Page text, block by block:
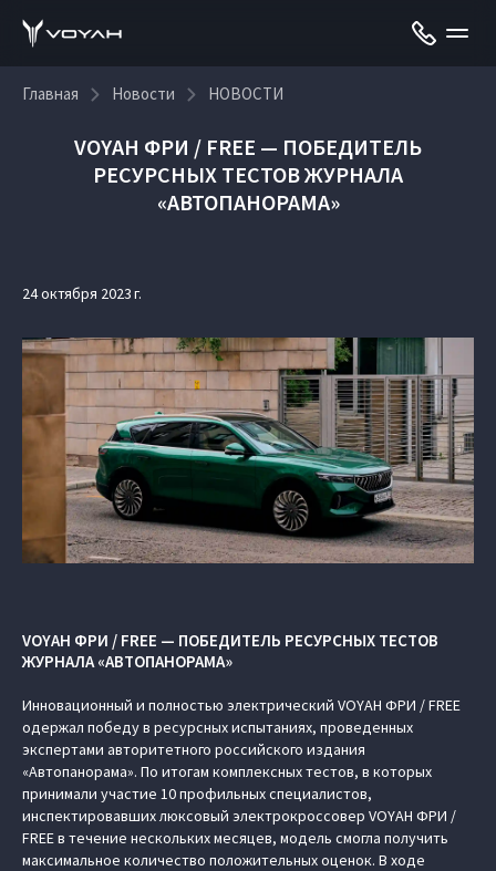
Главная Новости НОВОСТИ
VOYAH ФРИ / FREE — ПОБЕДИТЕЛЬ
РЕСУРСНЫХ ТЕСТОВ ЖУРНАЛА
«АВТОПАНОРАМА»
24 октября 2023 г.
VOYAH ФРИ / FREE — ПОБЕДИТЕЛЬ РЕСУРСНЫХ ТЕСТОВ
ЖУРНАЛА «АВТОПАНОРАМА»
Инновационный и полностью электрический VOYAH ФРИ / FREE
одержал победу в ресурсных испытаниях, проведенных
экспертами авторитетного российского издания
«Автопанорама». По итогам комплексных тестов, в которых
принимали участие 10 профильных специалистов,
инспектировавших люксовый электрокроссовер VOYAH ФРИ /
FREE в течение нескольких месяцев, модель смогла получить
максимальное количество положительных оценок. В ходе